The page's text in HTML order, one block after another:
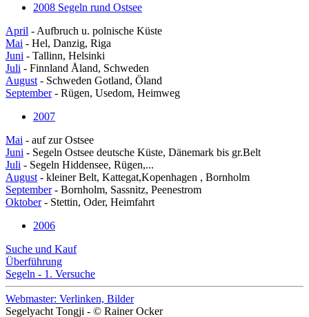
2008 Segeln rund Ostsee
April - Aufbruch u. polnische Küste
Mai - Hel, Danzig, Riga
Juni - Tallinn, Helsinki
Juli - Finnland Åland, Schweden
August - Schweden Gotland, Öland
September- Rügen, Usedom, Heimweg
2007
Mai - auf zur Ostsee
Juni - Segeln Ostsee deutsche Küste, Dänemark bis gr.Belt
Juli - Segeln Hiddensee, Rügen,...
August - kleiner Belt, Kattegat,Kopenhagen , Bornholm
September- Bornholm, Sassnitz, Peenestrom
Oktober- Stettin, Oder, Heimfahrt
2006
Suche und Kauf
Überführung
Segeln - 1. Versuche
Webmaster: Verlinken, Bilder
Segelyacht Tongji - © Rainer Ocker